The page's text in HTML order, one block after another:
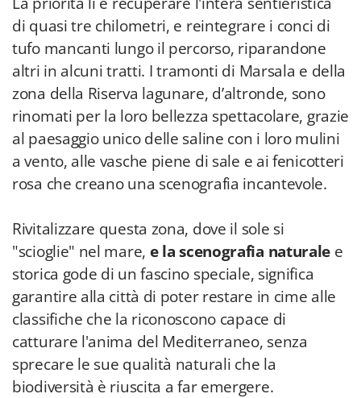
di quasi tre chilometri, e reintegrare i conci di
tufo mancanti lungo il percorso, riparandone
altri in alcuni tratti. I tramonti di Marsala e della
zona della Riserva lagunare, d’altronde, sono
rinomati per la loro bellezza spettacolare, grazie
al paesaggio unico delle saline con i loro mulini
a vento, alle vasche piene di sale e ai fenicotteri
rosa che creano una scenografia incantevole.
Rivitalizzare questa zona, dove il sole si
"scioglie" nel mare, e la scenografia naturale e
storica gode di un fascino speciale, significa
garantire alla città di poter restare in cime alle
classifiche che la riconoscono capace di
catturare l'anima del Mediterraneo, senza
sprecare le sue qualità naturali che la
biodiversità è riuscita a far emergere.